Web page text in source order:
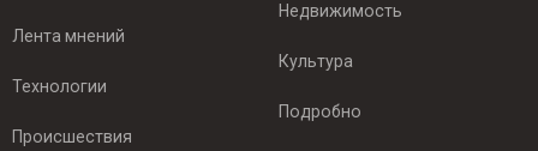
Лента мнений
Технологии
Происшествия
Недвижимость
Культура
Подробно